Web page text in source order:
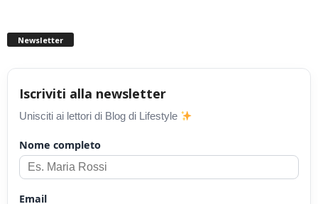
Newsletter
Iscriviti alla newsletter
Unisciti ai lettori di Blog di Lifestyle
Nome completo
Email